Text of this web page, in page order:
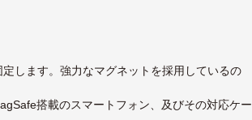
します。強力なマグネットを採用しているの
搭載のスマートフォン、及びその対応ケー